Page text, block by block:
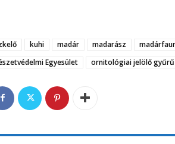
kuhi madár madarász
Egyesület
ornitológiai jelölő gyűrű